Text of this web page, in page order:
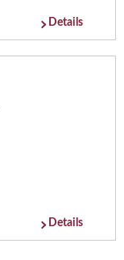
Details
Details